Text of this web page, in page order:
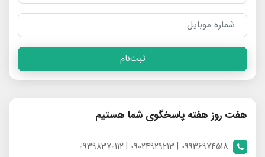
ثبت‌نام
هفت روز هفته پاسخگوی شما هستیم
09936974518 | 09024929213 | 09398370112